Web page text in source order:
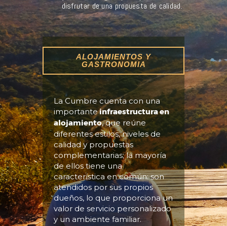
disfrutar de una propuesta de calidad.
ALOJAMIENTOS Y
GASTRONOMIA
La Cumbre cuenta con una
importanteinfraestructura en
alojamiento, que reúne
diferentes estilos, niveles de
calidad y propuestas
complementarias; la mayoría
de ellos tiene una
característica en común: son
atendidos por sus propios
dueños, lo que proporciona un
valor de servicio personalizado
y un ambiente familiar.